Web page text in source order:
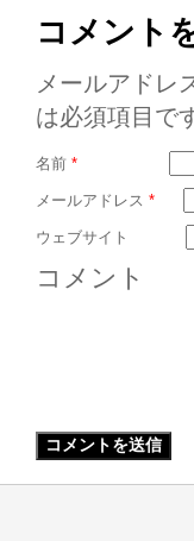
コメント
メールアドレ
は必須項目で
名前 *
メールアドレス *
ウェブサイト
コメント